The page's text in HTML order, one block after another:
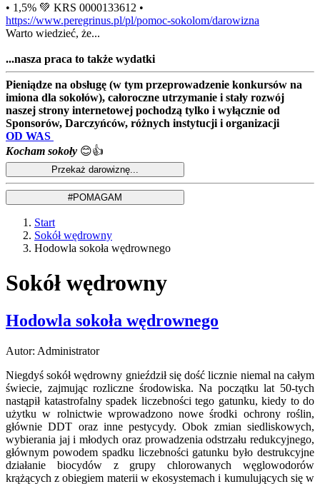
• 1,5% 💚 KRS 0000133612 •
https://www.peregrinus.pl/pl/pomoc-sokolom/darowizna
Warto wiedzieć, że...
...nasza praca to także wydatki
Pieniądze na obsługę (w tym przeprowadzenie konkursów na
imiona dla sokołów), całoroczne utrzymanie i stały rozwój
naszej strony internetowej pochodzą tylko i wyłącznie od
Sponsorów, Darczyńców, różnych instytucji i organizacji
OD WAS
Kocham sokoły 😊👍
Start
Sokół wędrowny
Hodowla sokoła wędrownego
Sokół wędrowny
Hodowla sokoła wędrownego
Autor: Administrator
Niegdyś sokół wędrowny gnieździł się dość licznie niemal na całym
świecie, zajmując rozliczne środowiska. Na początku lat 50-tych
nastąpił katastrofalny spadek liczebności tego gatunku, kiedy to do
użytku w rolnictwie wprowadzono nowe środki ochrony roślin,
głównie DDT oraz inne pestycydy. Obok zmian siedliskowych,
wybierania jaj i młodych oraz prowadzenia odstrzału redukcyjnego,
głównym powodem spadku liczebności gatunku było destrukcyjne
działanie biocydów z grupy chlorowanych węglowodorów
krążących z obiegiem materii w ekosystemach i kumulujących się w